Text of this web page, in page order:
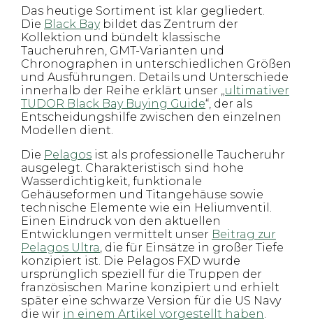
Das heutige Sortiment ist klar gegliedert.
Die Black Baybildet das Zentrum der
Kollektion und bündelt klassische
Taucheruhren, GMT-Varianten und
Chronographen in unterschiedlichen Größen
und Ausführungen. Details und Unterschiede
innerhalb der Reihe erklärt unser „ultimativer
TUDOR Black Bay Buying Guide“, der als
Entscheidungshilfe zwischen den einzelnen
Modellen dient.
Die Pelagos ist als professionelle Taucheruhr
ausgelegt. Charakteristisch sind hohe
Wasserdichtigkeit, funktionale
Gehäuseformen und Titangehäuse sowie
technische Elemente wie ein Heliumventil.
Einen Eindruck von den aktuellen
Entwicklungen vermittelt unser Beitrag zur
Pelagos Ultra, die für Einsätze in großer Tiefe
konzipiert ist. Die Pelagos FXD wurde
ursprünglich speziell für die Truppen der
französischen Marine konzipiert und erhielt
später eine schwarze Version für die US Navy
die wir in einem Artikel vorgestellt haben.